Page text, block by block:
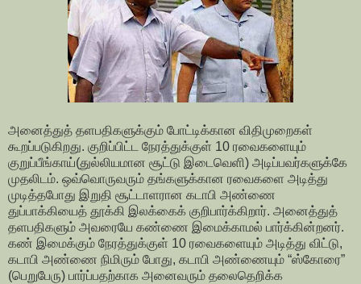
அனைத்துத் தளபதிகளுக்கும் போட்டிக்கான விதிமுறைகள்
கூறப்படுகிறது. குறிப்பிட்ட நேரத்துக்குள் 10 ரவைகளையும்
குறுப்பீங்காய்(துல்லியமான சூட்டு இடைவெளி) அடிப்பவர்களுக்கே
முதலிடம். ஒவ்வொருவரும் தங்களுக்கான ரவைகளை அடித்து
முடித்தபோது இறுதி சூட்டாளரான கடாபி அண்ணை
துப்பாக்கியைத் தூக்கி இலக்கைக் குறிபார்க்கிறார். அனைத்துத்
தளபதிகளும் அவரையே கண்ணை இமைக்காமல் பார்க்கின்றனர்.
கண் இமைக்கும் நேரத்துக்குள் 10 ரவைகளையும் அடித்து விட்டு,
கடாபி அண்ணை நிமிரும் போது, கடாபி அண்ணையும் “ஸ்கோரை”
(பெறுபேரு) பார்ப்பதற்காக அனைவரும் தலைதெறிக்க